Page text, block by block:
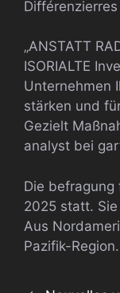
„ANSTATT
ISORIALTE
Unternehmen
stärken und
Gezielt
analyst bei
Die befragung
2025 statt.
Aus
Pazifik-Region.